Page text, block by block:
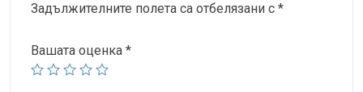
Задължителните полета са отбелязани с *
Вашата оценка *